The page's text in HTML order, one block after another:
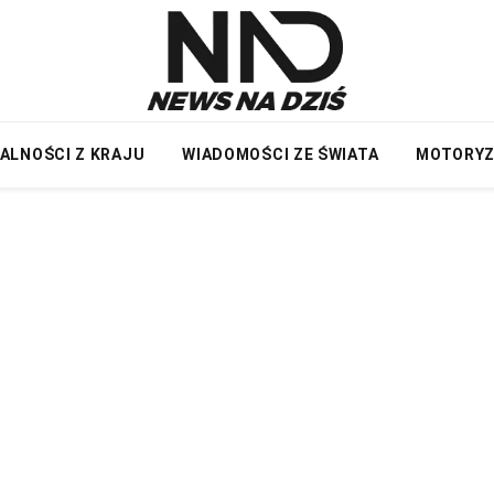
Z KRAJU WIADOMOŚCI ZE ŚWIATA